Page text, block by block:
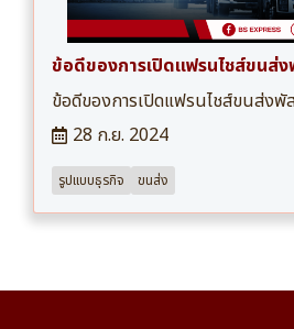
ข้อดีของการเปิดแฟรนไชส์ขนส่
ข้อดีของการเปิดแฟรนไชส์ขนส่งพั
28 ก.ย. 2024
รูปแบบธุรกิจ ขนส่ง